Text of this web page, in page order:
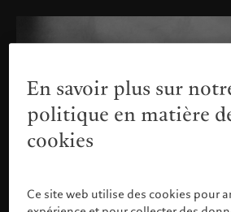
En savoir plus sur
politique en matière
cookies
Ce site web utilise des cookies pour